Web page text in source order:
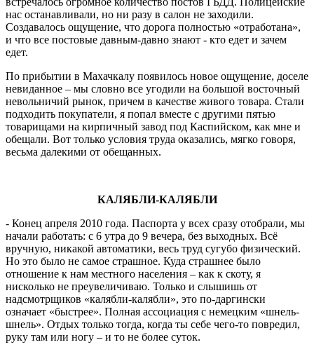
нас останавливали, но ни разу в салон не заходили.
Создавалось ощущение, что дорога полностью «отработана»,
и что все постовые давным-давно знают - кто едет и зачем
едет.
По прибытии в Махачкалу появилось новое ощущение, доселе
невиданное – мы словно все угодили на большой восточный
невольничий рынок, причем в качестве живого товара. Стали
подходить покупатели, я попал вместе с другими пятью
товарищами на кирпичный завод под Каспийском, как мне и
обещали. Вот только условия труда оказались, мягко говоря,
весьма далекими от обещанных.
КАЛЯБЛИ-КАЛЯБЛИ
- Конец апреля 2010 года. Паспорта у всех сразу отобрали, мы
начали работать: с 6 утра до 9 вечера, без выходных. Всё
вручную, никакой автоматики, весь труд сугубо физический.
Но это было не самое страшное. Куда страшнее было
отношение к нам местного населения – как к скоту, я
нисколько не преувеличиваю. Только и слышишь от
надсмотрщиков «калябли-калябли», это по-даргински
означает «быстрее». Полная ассоциация с немецким «шнель-
шнель». Отдых только тогда, когда ты себе чего-то повредил,
руку там или ногу – и то не более суток.